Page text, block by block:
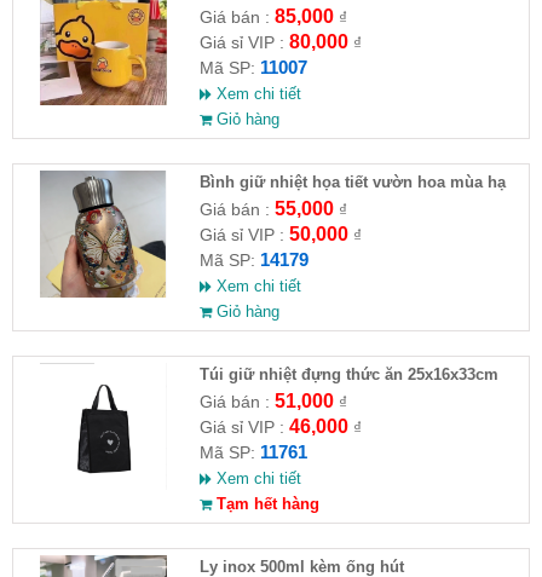
Giá bán : 85,000₫
Giá sỉ VIP : 80,000₫
Mã SP: 11007
Xem chi tiết
Giỏ hàng
Bình giữ nhiệt họa tiết vườn hoa mùa hạ
Giá bán : 55,000₫
Giá sỉ VIP : 50,000₫
Mã SP: 14179
Xem chi tiết
Giỏ hàng
Túi giữ nhiệt đựng thức ăn 25x16x33cm
Giá bán : 51,000₫
Giá sỉ VIP : 46,000₫
Mã SP: 11761
Xem chi tiết
Tạm hết hàng
Ly inox 500ml kèm ống hút